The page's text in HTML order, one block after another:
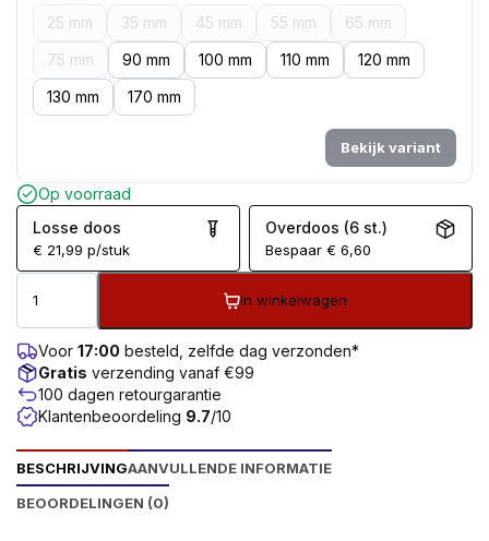
25 mm 35 mm 45 mm 55 mm
65 mm
75 mm
90 mm 100 mm 110 mm
120 mm
130 mm
170 mm
Bekijk variant
Op voorraad
Losse doos
€ 21,99 p/stuk
Overdoos (6 st.)
Bespaar€ 6,60
In winkelwagen
Voor 17:00 besteld, zelfde dag verzonden*
Gratis verzending vanaf €99
100 dagen retourgarantie
Klantenbeoordeling 9.7/10
BESCHRIJVINGAANVULLENDE INFORMATIE
BEOORDELINGEN (0)